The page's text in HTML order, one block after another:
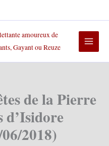
amoureux de
Gayant ou Reuze
de la Pierre
d’Isidore
2018)